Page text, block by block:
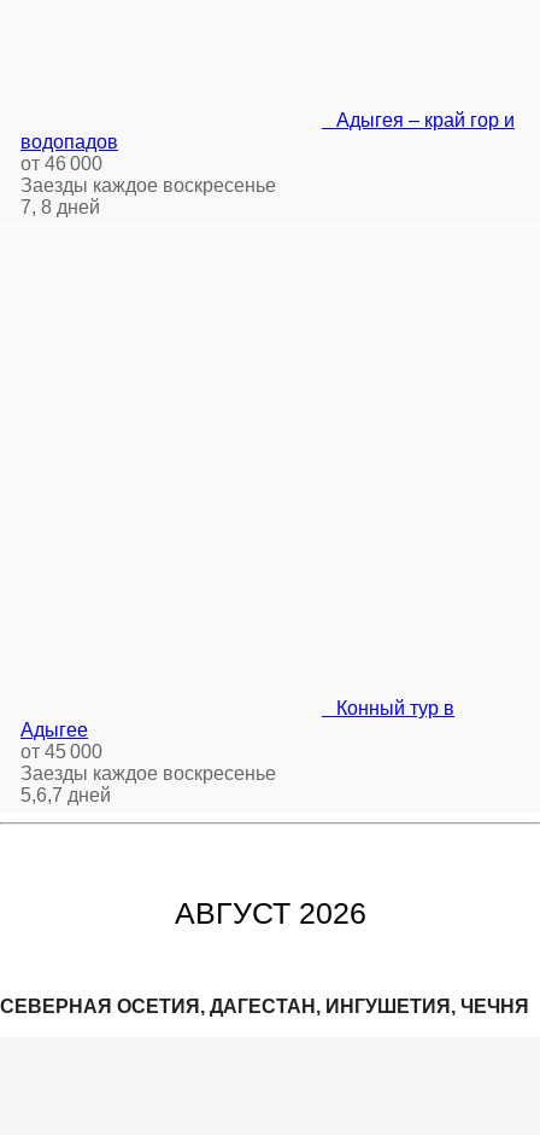
Адыгея – край гор и
водопадов
от 46 000
Заезды каждое воскресенье
7, 8 дней
Конный тур в
Адыгее
от 45 000
Заезды каждое воскресенье
5,6,7 дней
АВГУСТ 2026
СЕВЕРНАЯ ОСЕТИЯ, ДАГЕСТАН, ИНГУШЕТИЯ, ЧЕЧНЯ